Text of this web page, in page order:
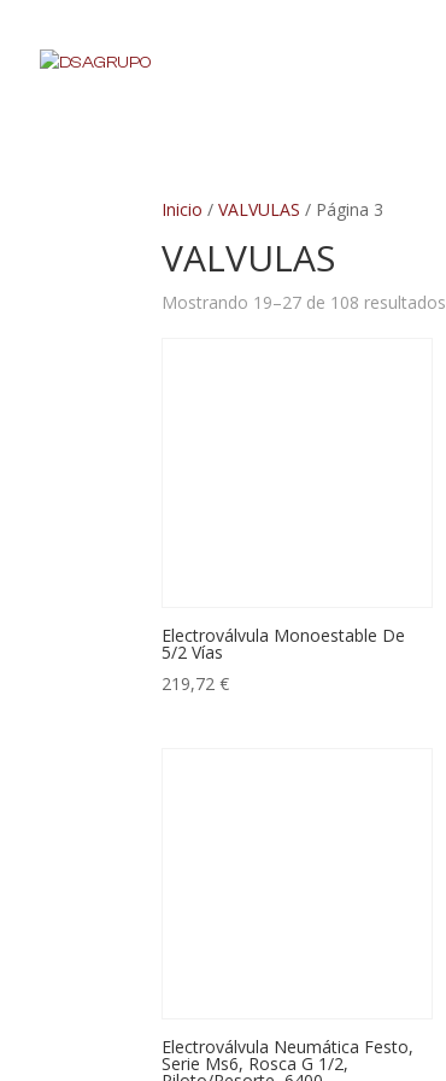
Inicio /VALVULAS / Página 3
VALVULAS
Mostrando 19–27 de 108 resultados
Electroválvula Monoestable De
5/2 Vías
219,72€
Electroválvula Neumática Festo,
Serie Ms6, Rosca G 1/2,